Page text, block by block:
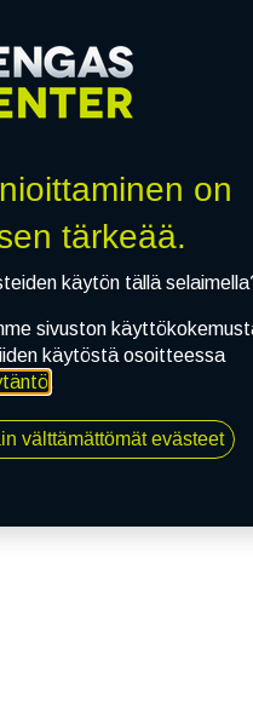
on
tärkeää.
käytön tällä
sivuston
käytöstä osoitteessa
.
välttämättömät evästeet